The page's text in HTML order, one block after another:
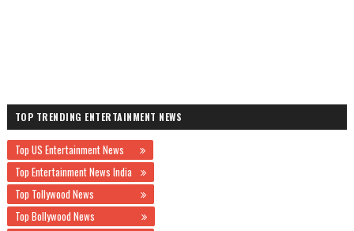
TOP TRENDING ENTERTAINMENT NEWS
Top US Entertainment News
Top Entertainment News India
Top Tollywood News
Top Bollywood News